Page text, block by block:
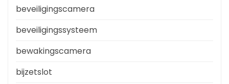
beveiligingscamera
beveiligingssysteem
bewakingscamera
bijzetslot